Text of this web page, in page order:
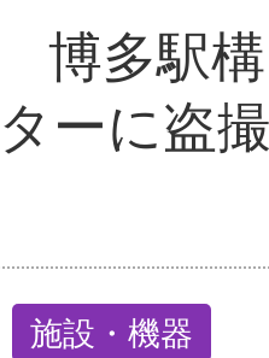
博多駅
ーに盗
施設・機器